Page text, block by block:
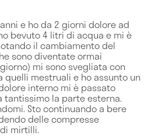
e ho da 2 giorni dolore ad
bevuto 4 litri di acqua e mi è
il cambiamento del
sono diventate ormai
mi sono svegliata con
mestruali e ho assunto un
interno mi è passato
tantissimo la parte esterna.
Sto continuando a bere
delle compresse
mirtilli.